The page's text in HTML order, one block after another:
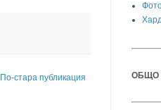
По-стара публикация ОБЩО